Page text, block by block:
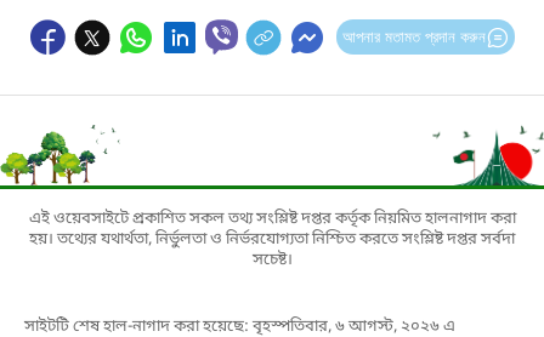
আপনার মতামত প্রদান করুন
এই ওয়েবসাইটে প্রকাশিত সকল তথ্য সংশ্লিষ্ট দপ্তর কর্তৃক নিয়মিত হালনাগাদ করা
হয়। তথ্যের যথার্থতা, নির্ভুলতা ও নির্ভরযোগ্যতা নিশ্চিত করতে সংশ্লিষ্ট দপ্তর সর্বদা
সচেষ্ট।
সাইটটি শেষ হাল-নাগাদ করা হয়েছে: বৃহস্পতিবার, ৬ আগস্ট, ২০২৬ এ